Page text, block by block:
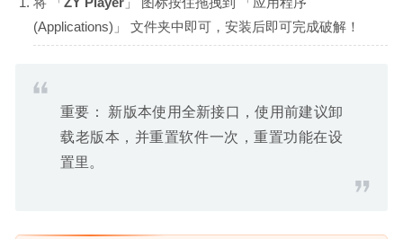
(Applications)」 文件夹中即可，安装后即可完成破解！
重要： 新版本使用全新接口，使用前建议卸
载老版本，并重置软件一次，重置功能在设
置里。